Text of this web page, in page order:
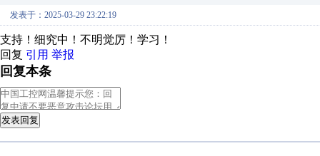
发表于：2025-03-29 23:22:19
支持！细究中！不明觉厉！学习！
回复 引用 举报
回复本条
发表回复